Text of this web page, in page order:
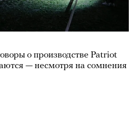
о производстве Patriot
— несмотря на сомнения